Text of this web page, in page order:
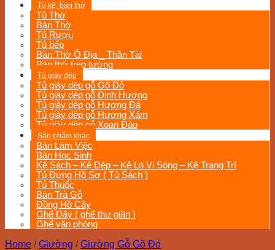
Tủ kệ, bàn thờ
Tủ Thờ
Bàn Thờ
Tủ Rượu
Tủ bếp
Bàn Thờ Ô Địa _ Thần Tài
Bàn thờ treo tường
Tủ giày dép
Tủ giày dép gỗ Gõ Đỏ
Tủ giày dép gỗ Đinh Hương
Tủ giày dép gỗ Hương Đá
Tủ giày dép gỗ Hương Xám
Tủ giày dép gỗ Xoan Đào
Sản phẩm khác
Bàn Làm Việc
Bàn Học Sinh
Kệ Sách – Kệ Dép – Kệ Lò Vi Sóng – Kệ Trang Trí
Tủ Đựng Hồ Sơ ( Tủ Sách )
Tủ Thuốc
Bàn Trà Gỗ
Đồng Hồ Cây
Ghế Dây ( ghế thư giãn )
Ghế văn phòng
Home / Giường / Giường Gỗ Gõ Đỏ